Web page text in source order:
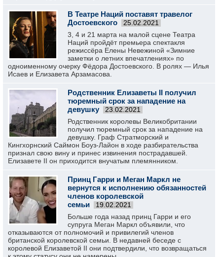
В Театре Наций поставят травелог
Достоевского
25.02.2021
3, 4 и 21 марта на малой сцене Театра
Наций пройдёт премьера спектакля
режиссёра Елены Невежиной «Зимние
заметки о летних впечатлениях» по
одноименному очерку Фёдора Достоевского. В ролях — Илья
Исаев и Елизавета Арзамасова.
Родственник Елизаветы II получил
тюремный срок за нападение на
девушку
23.02.2021
Родственник королевы Великобритании
получил тюремный срок за нападение на
девушку. Граф Стратморский и
Кингхорнский Саймон Боуз-Лайон в ходе разбирательства
признал свою вину и принес извинения пострадавшей.
Елизавете II он приходится внучатым племянником.
Принц Гарри и Меган Маркл не
вернутся к исполнению обязанностей
членов королевской
семьи
19.02.2021
Больше года назад принц Гарри и его
супруга Меган Маркл объявили, что
отказываются от полномочий и привилегий членов
британской королевской семьи. В недавней беседе с
королевой Елизаветой II они подтвердили, что возвращаться